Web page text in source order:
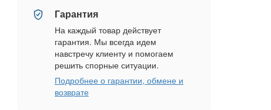
Гарантия
На каждый товар действует
гарантия. Мы всегда идем
навстречу клиенту и помогаем
решить спорные ситуации.
Подробнее о гарантии, обмене и
возврате